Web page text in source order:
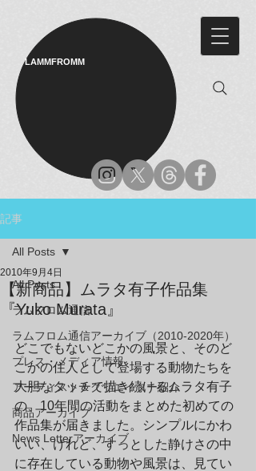
LAMMFROMM​
記事
All Posts
ラムフロム通信
ラムフロム通信アーカイブ（2010-2020年）
プレス・メディア情報
アーティスト＆クリエイター紹介
商品アーカイブ
News Letterアーカイブ
All Posts
【新商品】ムラタ有子作品集
『Yuko Murata』
2010年9月4日
どこでもないどこかの風景と、そのど
こかの住人として登場する動物たちを
大胆なタッチで描き続けるムラタ有子
の、10年間の活動をまとめた初めての
作品集が届きました。シンプルにかわ
いい、けれど、すっとした静けさの中
に存在している動物や風景は、見てい